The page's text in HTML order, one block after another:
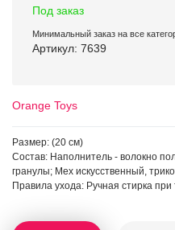
Под заказ
Минимальный заказ на все
Артикул: 7639
Orange Toys
Размер: (20 см)
Состав: Наполнитель - волокно
гранулы; Мех искусственный,
Правила ухода: Ручная стирка